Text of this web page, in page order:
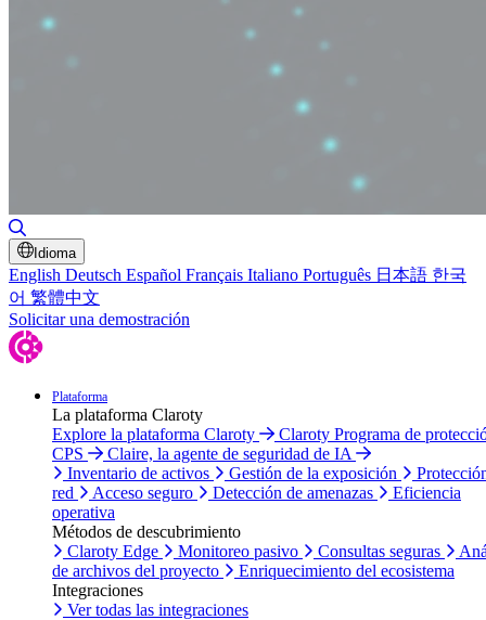
Idioma
English Deutsch Español Français Italiano Português 日本語 한국
어 繁體中文
Solicitar una demostración
Plataforma
La plataforma Claroty
Explore la plataforma Claroty
Claroty Programa de
CPS
Claire, la agente de seguridad de IA
Inventario de activos
Gestión de la exposición
red
Acceso seguro Detección de amenazas
Eficiencia
operativa
Métodos de descubrimiento
Claroty Edge
Monitoreo pasivo Consultas seguras
de archivos del proyecto
Enriquecimiento del ecosistema
Integraciones
Ver todas las integraciones